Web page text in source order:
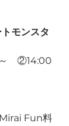
モンスタ
　②14:00
Fun料